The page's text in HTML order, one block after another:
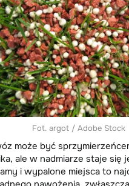
Fot. argot / Adobe Stock
może być
ale w nadmiarze staje się
i wypalone miejsca to